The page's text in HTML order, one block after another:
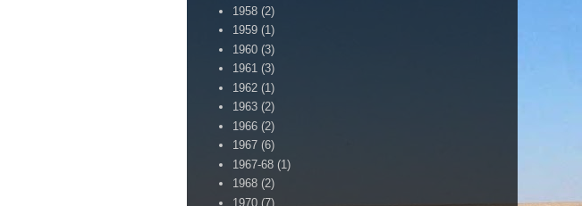
1958 (2)
1959 (1)
1960 (3)
1961 (3)
1962 (1)
1963 (2)
1966 (2)
1967 (6)
1967-68 (1)
1968 (2)
1970 (7)